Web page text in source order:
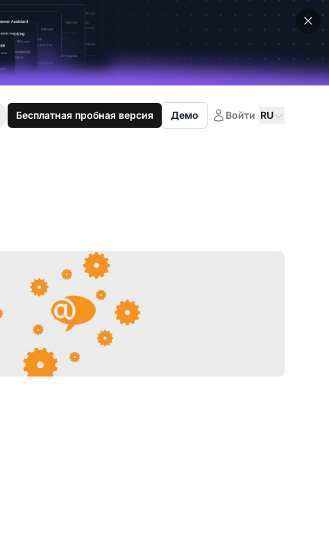
Бесплатная пробная версия Демо Войти RU